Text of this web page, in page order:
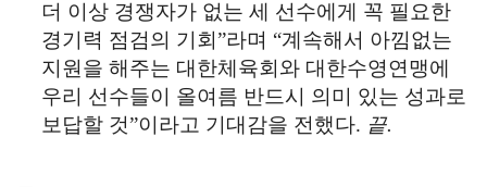
더 이상 경쟁자가 없는 세 선수에게 꼭 필요한
경기력 점검의 기회 ”라며 “계속해서 아낌없는
지원을 해주는 대한체육회와 대한수영연맹에
우리 선수들이 올여름 반드시 의미 있는 성과로
보답할 것”이라고 기대감을 전했다. 끝.